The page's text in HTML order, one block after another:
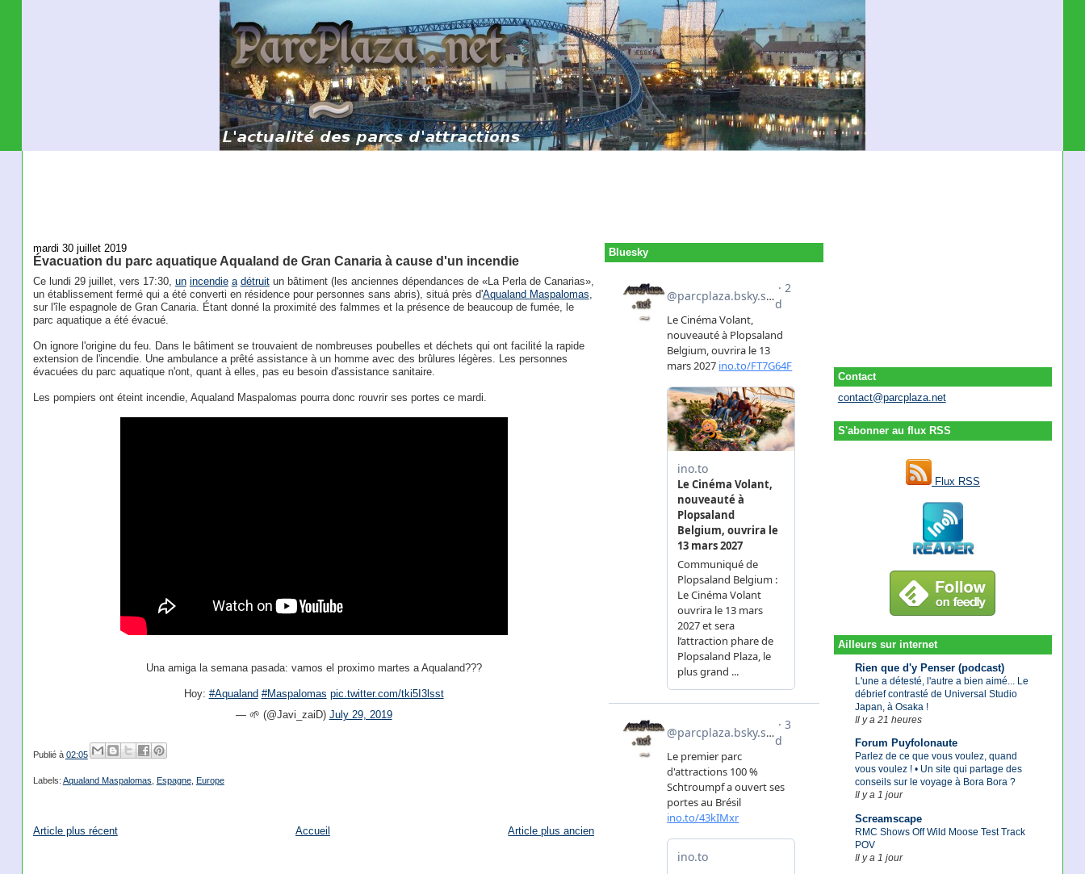
Contact
contact@parcplaza.net
S'abonner au flux RSS
Flux RSS
Ailleurs sur internet
Rien que d'y Penser (podcast)
L'une a détesté, l'autre a bien aimé... Le
débrief contrasté de Universal Studio
Japan, à Osaka !
Il y a 21 heures
Forum Puyfolonaute
Parlez de ce que vous voulez, quand
vous voulez ! • Un site qui partage des
conseils sur le voyage à Bora Bora ?
Il y a 1 jour
Screamscape
RMC Shows Off Wild Moose Test Track
POV
Il y a 1 jour
mardi 30 juillet 2019
Évacuation du parc aquatique Aqualand de Gran Canaria à cause d'un incendie
Ce lundi 29 juillet, vers 17:30, un incendie a détruitun bâtiment (les anciennes dépendances de «La Perla de Canarias»,
un établissement fermé qui a été converti en résidence pour personnes sans abris), situá près d'Aqualand Maspalomas,
sur l'île espagnole de Gran Canaria. Étant donné la proximité des falmmes et la présence de beaucoup de fumée, le
parc aquatique a été évacué.
On ignore l'origine du feu. Dans le bâtiment se trouvaient de nombreuses poubelles et déchets qui ont facilité la rapide
extension de l'incendie. Une ambulance a prêté assistance à un homme avec des brûlures légères. Les personnes
évacuées du parc aquatique n'ont, quant à elles, pas eu besoin d'assistance sanitaire.
Les pompiers ont éteint incendie, Aqualand Maspalomas pourra donc rouvrir ses portes ce mardi.
Una amiga la semana pasada: vamos el proximo martes a Aqualand???
Hoy: #Aqualand #Maspalomas pic.twitter.com/tki5I3lsst
— 🌱 (@Javi_zaiD) July 29, 2019
Publié à 02:05
Labels: Aqualand Maspalomas, Espagne, Europe
Article plus récent Article plus ancien
Accueil
Bluesky